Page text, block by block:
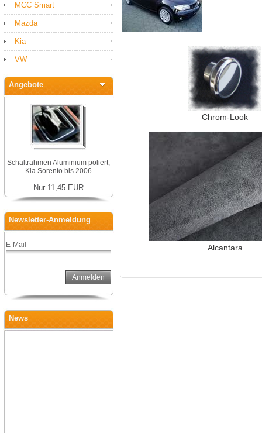
MCC Smart
Mazda
Kia
VW
Angebote
Schaltrahmen Aluminium poliert,
Kia Sorento bis 2006
Nur 11,45 EUR
Newsletter-Anmeldung
E-Mail
Anmelden
News
Chrom-Look
Alcantara